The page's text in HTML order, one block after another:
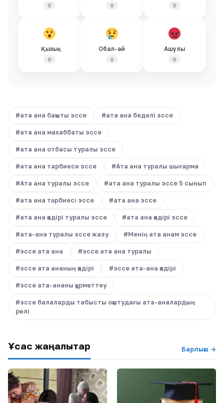
0 0 0
Қызық
0
Обал-ай
0
Ашулы
0
#ата ана бақыты эссе #ата ана беделі эссе
#ата ана махаббаты эссе
#ата ана отбасы туралы эссе
#ата ана тарбиеси эссе #Ата ана туралы шығарма
#Ата ана туралы эссе #ата ана туралы эссе 5 сынып
#ата ана тәрбиесі эссе #ата ана эссе
#ата ана қадірі туралы эссе #ата ана қадірі эссе
#ата-ана туралы эссе жазу #Менің ата анам эссе
#эссе ата ана #эссе ата ана туралы
#эссе ата ананың қадірі #эссе ата-ана қадірі
#эссе ата-ананы құрметтеу
#эссе балаларды табысты оқытудағы ата-аналардың
рөлі
Ұқсас жаңалықтар Барлығы →